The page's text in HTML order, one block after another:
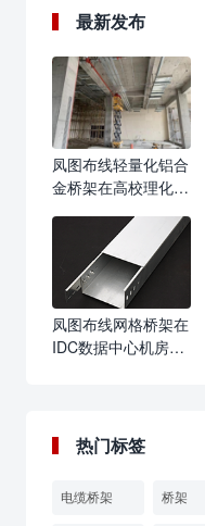
最新发布
凤图布线轻量化铝合
金桥架在高校理化实
整洁美观耐腐蚀，实
验精密仪器信号干扰
降低81%
凤图布线网格桥架在
IDC数据中心机房项
热门标签
电缆桥架 桥架